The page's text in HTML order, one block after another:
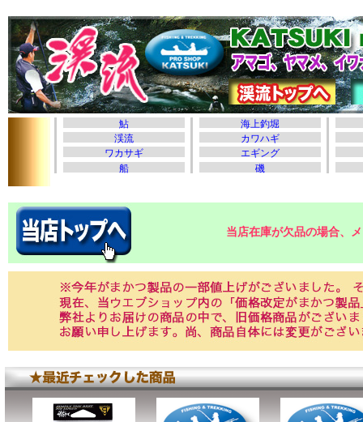
当店在庫が欠品の場合、